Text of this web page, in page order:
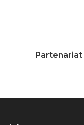
Partenariat